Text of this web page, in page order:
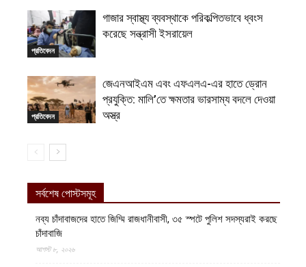
প্রতিবেদন
গাজার স্বাস্থ্য ব্যবস্থাকে পরিকল্পিতভাবে ধ্বংস
করেছে সন্ত্রাসী ইসরায়েল
প্রতিবেদন
জেএনআইএম এবং এফএলএ-এর হাতে ড্রোন
প্রযুক্তি: মালি’তে ক্ষমতার ভারসাম্য বদলে দেওয়া
অস্ত্র
সর্বশেষ পোস্টসমূহ
নব্য চাঁদাবাজদের হাতে জিম্মি রাজধানীবাসী, ৩৫ স্পটে পুলিশ সদস্যরাই করছে
চাঁদাবাজি
আগস্ট ৮, ২০২৬